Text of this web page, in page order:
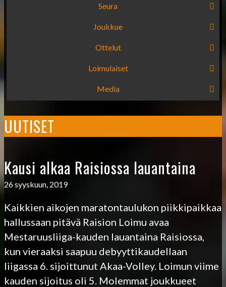
Seura
Joukkue
Ottelut
Loimulaiset
Media
UUTISET
Kausi alkaa Raisiossa lauantaina
26 syyskuun, 2019
Kaikkien aikojen maratontaulukon piikkipaikkaa
hallussaan pitävä Raision Loimu avaa
Mestaruusliiga-kauden lauantaina Raisiossa,
kun vieraaksi saapuu debyyttikaudellaan
liigassa 6. sijoittunut Akaa-Volley. Loimun viime
kauden sijoitus oli 5. Molemmat joukkueet